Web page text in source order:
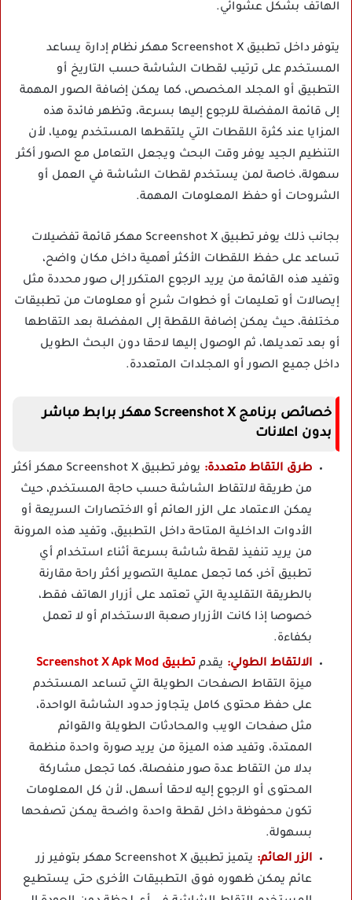
الهاتف بشكل عشوائي.
يتوفر داخل تطبيق Screenshot X مهكر نظام إدارة يساعد
المستخدم على ترتيب لقطات الشاشة حسب التاريخ أو
التطبيق أو المجلد المخصص، كما يمكن إضافة الصور المهمة
إلى قائمة المفضلة للرجوع إليها بسرعة، وتظهر فائدة هذه
المزايا عند كثرة اللقطات التي يلتقطها المستخدم يوميا، لأن
التنظيم الجيد يوفر وقت البحث ويجعل التعامل مع الصور أكثر
سهولة، خاصة لمن يستخدم لقطات الشاشة في العمل أو
الشروحات أو حفظ المعلومات المهمة.
بجانب ذلك يوفر تطبيق Screenshot X مهكر قائمة تفضيلات
تساعد على حفظ اللقطات الأكثر أهمية داخل مكان واضح،
وتفيد هذه القائمة من يريد الرجوع المتكرر إلى صور محددة مثل
إيصالات أو تعليمات أو خطوات شرح أو معلومات من تطبيقات
مختلفة، حيث يمكن إضافة اللقطة إلى المفضلة بعد التقاطها
أو بعد تعديلها، ثم الوصول إليها لاحقا دون البحث الطويل
داخل جميع الصور أو المجلدات المتعددة.
خصائص برنامج Screenshot X مهكر برابط مباشر
بدون اعلانات
طرق التقاط متعددة:
يوفر تطبيق Screenshot X مهكر أكثر
من طريقة لالتقاط الشاشة حسب حاجة المستخدم، حيث
يمكن الاعتماد على الزر العائم أو الاختصارات السريعة أو
الأدوات الداخلية المتاحة داخل التطبيق، وتفيد هذه المرونة
من يريد تنفيذ لقطة شاشة بسرعة أثناء استخدام أي
تطبيق آخر، كما تجعل عملية التصوير أكثر راحة مقارنة
بالطريقة التقليدية التي تعتمد على أزرار الهاتف فقط،
خصوصا إذا كانت الأزرار صعبة الاستخدام أو لا تعمل
بكفاءة.
الالتقاط الطولي: يقدم تطبيق Screenshot X Apk Mod
ميزة التقاط الصفحات الطويلة التي تساعد المستخدم
على حفظ محتوى كامل يتجاوز حدود الشاشة الواحدة،
مثل صفحات الويب والمحادثات الطويلة والقوائم
الممتدة، وتفيد هذه الميزة من يريد صورة واحدة منظمة
بدلا من التقاط عدة صور منفصلة، كما تجعل مشاركة
المحتوى أو الرجوع إليه لاحقا أسهل، لأن كل المعلومات
تكون محفوظة داخل لقطة واحدة واضحة يمكن تصفحها
بسهولة.
الزر العائم:
يتميز تطبيق Screenshot X مهكر بتوفير زر
عائم يمكن ظهوره فوق التطبيقات الأخرى حتى يستطيع